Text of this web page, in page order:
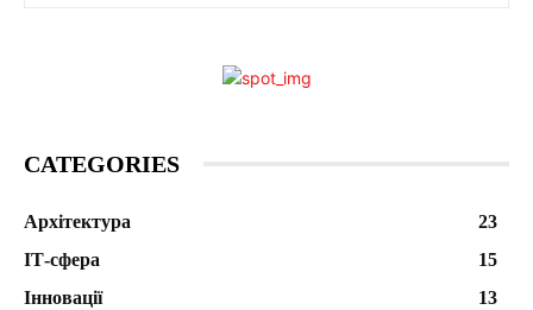
CATEGORIES
Архітектура
23
ІТ-сфера
15
Інновації
13